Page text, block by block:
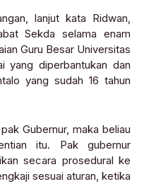
lanjut kata Ridwan,
Sekda selama enam
Guru Besar Universitas
yang diperbantukan dan
yang sudah 16 tahun
Gubernur, maka beliau
itu. Pak gubernur
secara prosedural ke
sesuai aturan, ketika